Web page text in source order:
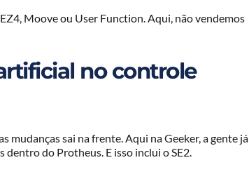
Moove ou User Function. Aqui, não vendemos
no controle
mudanças sai na frente. Aqui na Geeker, a gente já
dentro do Protheus. E isso inclui o SE2.